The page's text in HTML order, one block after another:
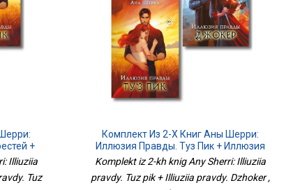
+
Illiuziia
Tuz
Комплект Из 2-Х Книг Аны Шерри:
Иллюзия Правды. Туз Пик + Иллюзия
Правды. Джокер
Komplekt iz 2-kh knig Any Sherri: Illiuziia
pravdy. Tuz pik + Illiuziia pravdy. Dzhoker ,